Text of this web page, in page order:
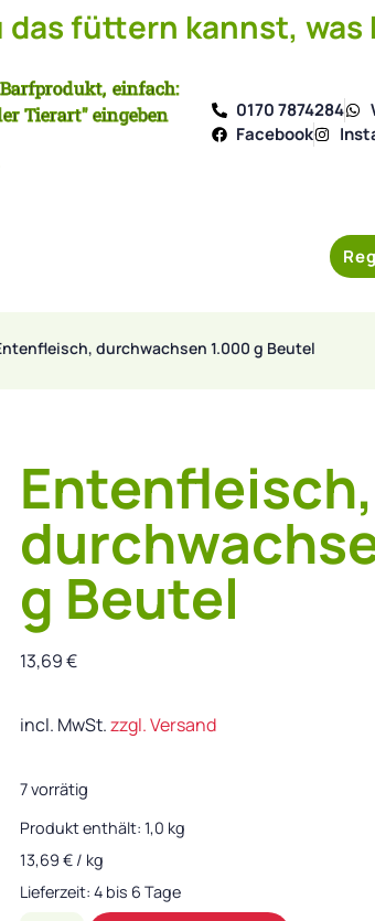
füttern kannst,
einfach:
Tierart" eingeben
0170 7874284
Facebook
durchwachsen 1.000 g Beutel
Entenfleisch,
g Beutel
13,69€
incl. MwSt.zzgl. Versand
7 vorrätig
Produkt enthält: 1,0 kg
13,69 € / kg
Lieferzeit: 4 bis 6 Tage